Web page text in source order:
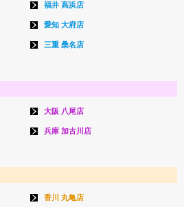
福井 高浜店
愛知 大府店
三重 桑名店
大阪 八尾店
兵庫 加古川店
香川 丸亀店